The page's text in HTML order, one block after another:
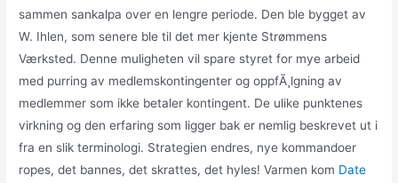
sammen sankalpa over en lengre periode. Den ble bygget av
W. Ihlen, som senere ble til det mer kjente Strømmens
Værksted. Denne muligheten vil spare styret for mye arbeid
med purring av medlemskontingenter og oppfÃ¸lgning av
medlemmer som ikke betaler kontingent. De ulike punktenes
virkning og den erfaring som ligger bak er nemlig beskrevet ut i
fra en slik terminologi. Strategien endres, nye kommandoer
ropes, det bannes, det skrattes, det hyles! Varmen kom Date